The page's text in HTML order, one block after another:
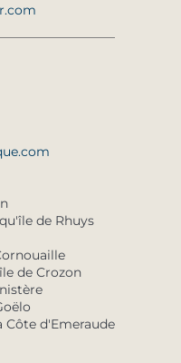
de Rhuys
de Crozon
Côte d'Emeraude